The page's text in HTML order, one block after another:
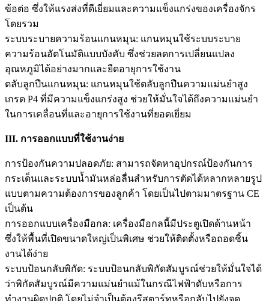
ข้อต่อ ซึ่งให้แรงส่งที่ดีเยี่ยมและความแข็งแกร่งของเครื่องจักร
โดยรวม
ระบบระบายความร้อนแกนหมุน: แกนหมุนใช้ระบบระบาย
ความร้อนอัตโนมัติแบบบังคับ ซึ่งช่วยลดการเปลี่ยนแปลง
อุณหภูมิได้อย่างมากและยืดอายุการใช้งาน
ตลับลูกปืนแกนหมุน: แกนหมุนใช้ตลับลูกปืนความแม่นยำสูง
เกรด P4 ที่มีความแข็งแกร่งสูง ช่วยให้มั่นใจได้ถึงความแม่นยำ
ในการเคลื่อนที่และอายุการใช้งานที่ยอดเยี่ยม
III. การออกแบบที่ใช้งานง่าย
การป้องกันความปลอดภัย: สามารถจัดหาอุปกรณ์ป้องกันการ
กระเด็นและระบบน้ำมันหล่อลื่นสำหรับการตัดได้หลากหลายรูป
แบบตามความต้องการของลูกค้า โดยเป็นไปตามมาตรฐาน CE
เป็นต้น
การออกแบบเครื่องมือกล: เครื่องมือกลนี้มีประตูเปิดด้านหน้า
ซึ่งให้พื้นที่เปิดขนาดใหญ่เป็นพิเศษ ช่วยให้ติดตั้งหรือถอดชิ้น
งานได้ง่าย
ระบบป้อนกลับพิกัด: ระบบป้อนกลับพิกัดสัมบูรณ์ช่วยให้มั่นใจได้
ว่าพิกัดสัมบูรณ์มีความแม่นยำแม้ในกรณีไฟฟ้าดับหรือการ